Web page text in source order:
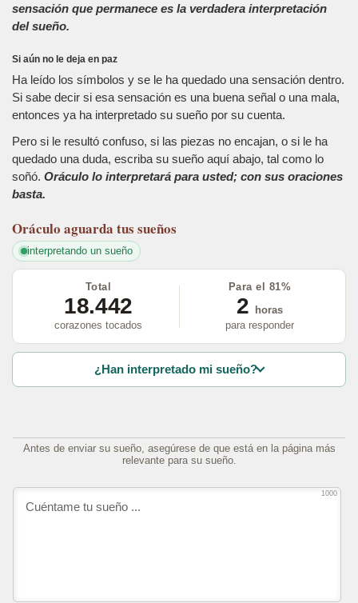
sensación que permanece es la verdadera interpretación
del sueño.
Si aún no le deja en paz
Ha leído los símbolos y se le ha quedado una sensación dentro.
Si sabe decir si esa sensación es una buena señal o una mala,
entonces ya ha interpretado su sueño por su cuenta.
Pero si le resultó confuso, si las piezas no encajan, o si le ha
quedado una duda, escriba su sueño aquí abajo, tal como lo
soñó. Oráculo lo interpretará para usted; con sus oraciones
basta.
Oráculo aguarda tus sueños
interpretando un sueño
Total
18.442
corazones tocados
Para el 81%
2
horas
para responder
¿Han interpretado mi sueño?
Antes de enviar su sueño, asegúrese de que está en la página más
relevante para su sueño.
1000